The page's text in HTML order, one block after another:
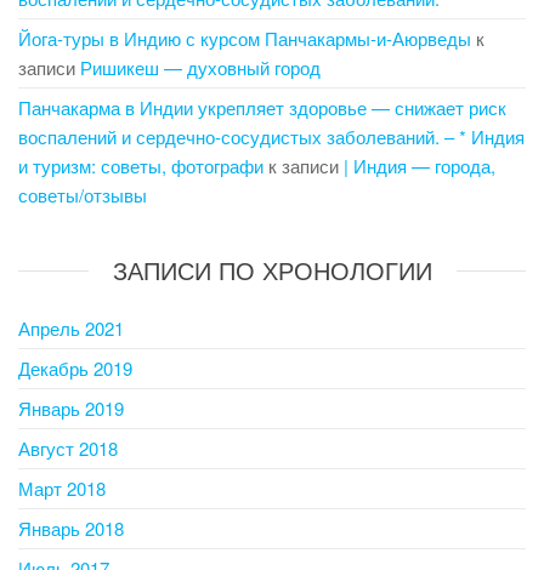
Йога-туры в Индию с курсом Панчакармы-и-Аюрведы к
записи Ришикеш — духовный город
Панчакарма в Индии укрепляет здоровье — снижает риск
воспалений и сердечно-сосудистых заболеваний. – * Индия
и туризм: советы, фотографи к записи | Индия — города,
советы/отзывы
ЗАПИСИ ПО ХРОНОЛОГИИ
Апрель 2021
Декабрь 2019
Январь 2019
Август 2018
Март 2018
Январь 2018